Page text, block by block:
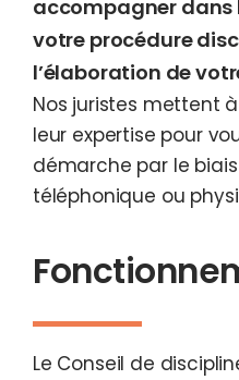
accompagner dans
votre procédure
l’élaboration de
Nos juristes mettent
leur expertise pour
démarche par le
téléphonique ou
Le Conseil de